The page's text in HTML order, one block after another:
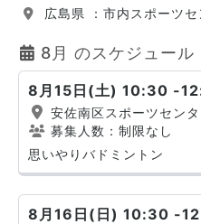
広島県 ：市内スポーツ
8月 のスケジュール
8月15日(土) 10:30 -
安佐南区スポーツセンタ
募集人数：制限なし
思いやりバドミントン
8月16日(日) 10:30 -